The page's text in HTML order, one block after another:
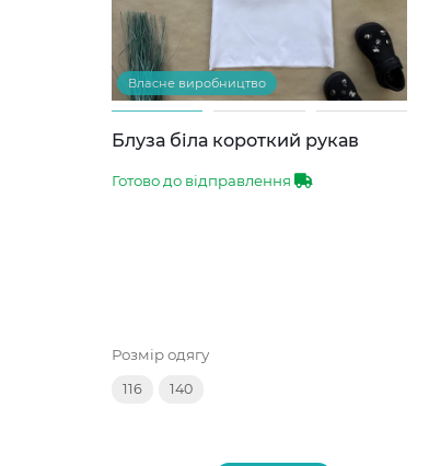
Власне виробництво
Блуза біла короткий рукав
Готово до відправлення
Розмір одягу
116 140